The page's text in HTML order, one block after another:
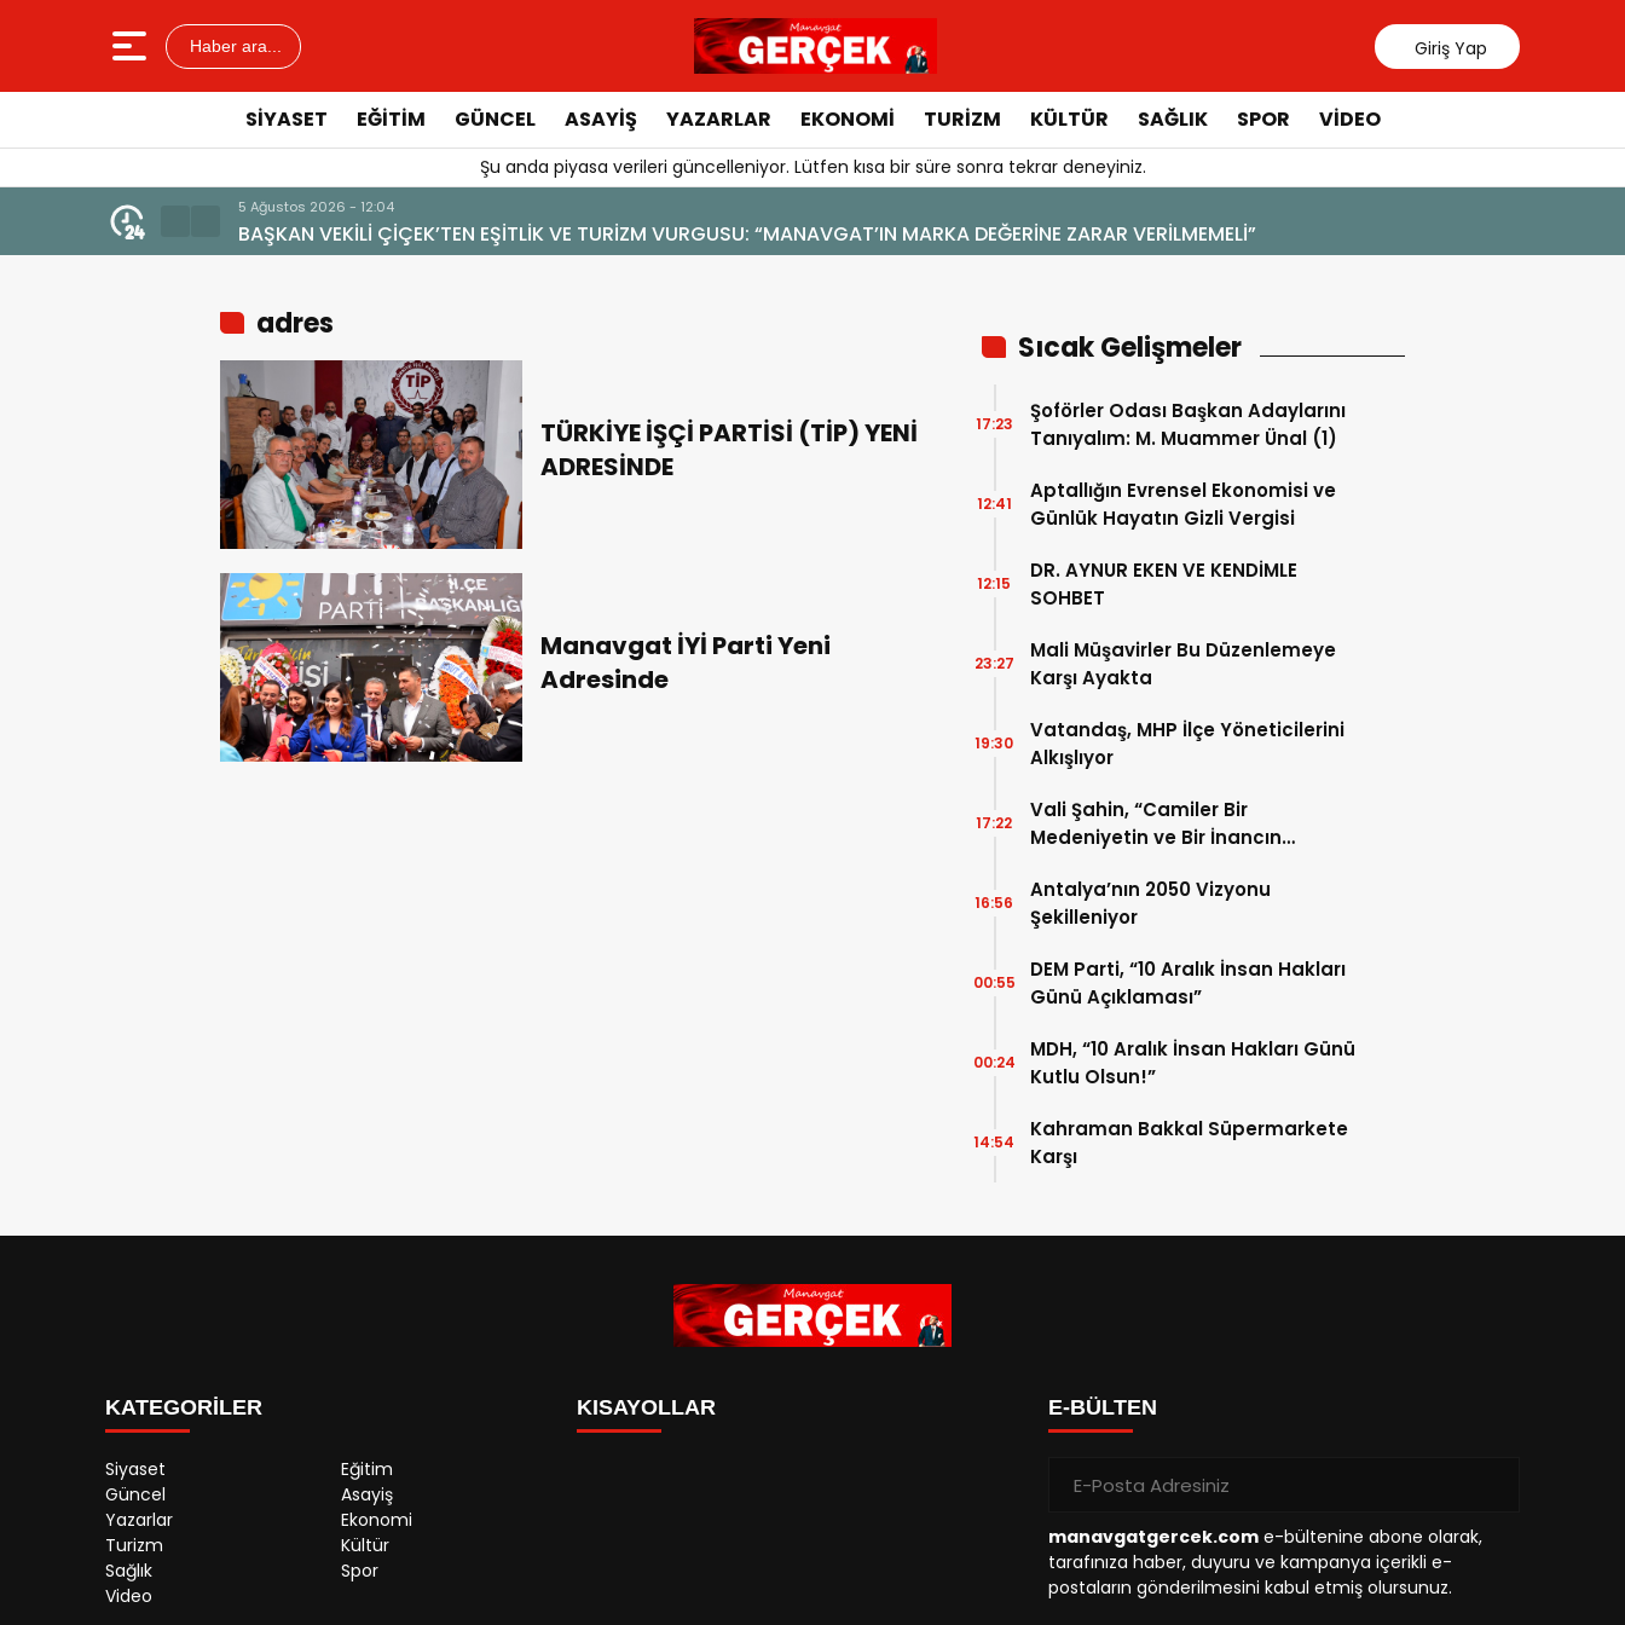
Haber ara... Giriş Yap
SIYASET EĞITIM GÜNCEL ASAYIŞ YAZARLAR EKONOMI TURIZM KÜLTÜR SAĞLIK SPOR VIDEO
Şu anda piyasa verileri güncelleniyor. Lütfen kısa bir süre sonra tekrar deneyiniz.
YENİ BİR DİN: SOSYAL MEDYA
adres
TÜRKİYE İŞÇİ PARTİSİ (TİP) YENİ
ADRESİNDE
Manavgat İYİ Parti Yeni
Adresinde
Sıcak Gelişmeler
Şoförler Odası Başkan Adaylarını
Tanıyalım: M. Muammer Ünal (1)
17:23
Aptallığın Evrensel Ekonomisi ve
Günlük Hayatın Gizli Vergisi
12:41
DR. AYNUR EKEN VE KENDİMLE
SOHBET
12:15
Mali Müşavirler Bu Düzenlemeye
Karşı Ayakta
23:27
Vatandaş, MHP İlçe Yöneticilerini
Alkışlıyor
19:30
Vali Şahin, “Camiler Bir
Medeniyetin ve Bir İnancın
17:22
Antalya’nın 2050 Vizyonu
Şekilleniyor
16:56
DEM Parti, “10 Aralık İnsan Hakları
Günü Açıklaması”
00:55
MDH, “10 Aralık İnsan Hakları Günü
Kutlu Olsun!”
00:24
Kahraman Bakkal Süpermarkete
Karşı
14:54
KATEGORİLER
Siyaset
Eğitim
Güncel
Asayiş
Yazarlar
Ekonomi
Turizm
Kültür
Sağlık
Spor
Video
KISAYOLLAR E-BÜLTEN
manavgatgercek.com e-bültenine abone olarak,
tarafınıza haber, duyuru ve kampanya içerikli e-
postaların gönderilmesini kabul etmiş olursunuz.